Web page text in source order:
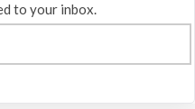
to your inbox.